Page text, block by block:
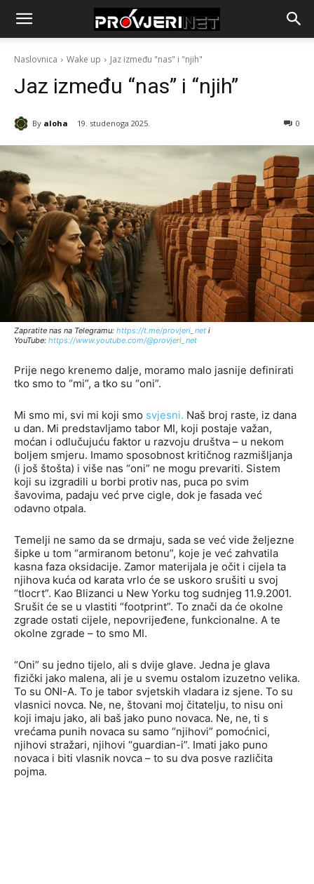
Naslovnica Wake up Jaz između "nas" i "njih"
Jaz između “nas” i “njih”
By aloha 19. studenoga 2025. 0
Zapratite nas na Telegramu: https://t.me/provjeri_net i
YouTube: https://www.youtube.com/@provjeri_net
Prije nego krenemo dalje, moramo malo jasnije definirati
tko smo to “mi”, a tko su “oni”.
Mi smo mi, svi mi koji smo svjesni. Naš broj raste, iz dana
u dan. Mi predstavljamo tabor MI, koji postaje važan,
moćan i odlučujuću faktor u razvoju društva – u nekom
boljem smjeru. Imamo sposobnost kritičnog razmišljanja
(i još štošta) i više nas “oni” ne mogu prevariti. Sistem
koji su izgradili u borbi protiv nas, puca po svim
šavovima, padaju već prve cigle, dok je fasada već
odavno otpala.
Temelji ne samo da se drmaju, sada se već vide željezne
šipke u tom “armiranom betonu”, koje je već zahvatila
kasna faza oksidacije. Zamor materijala je očit i cijela ta
njihova kuća od karata vrlo će se uskoro srušiti u svoj
“tlocrt”. Kao Blizanci u New Yorku tog sudnjeg 11.9.2001.
Srušit će se u vlastiti “footprint”. To znači da će okolne
zgrade ostati cijele, nepovrijeđene, funkcionalne. A te
okolne zgrade – to smo MI.
“Oni” su jedno tijelo, ali s dvije glave. Jedna je glava
fizički jako malena, ali je u svemu ostalom izuzetno velika.
To su ONI-A. To je tabor svjetskih vladara iz sjene. To su
vlasnici novca. Ne, ne, štovani moj čitatelju, to nisu oni
koji imaju jako, ali baš jako puno novaca. Ne, ne, ti s
vrećama punih novaca su samo “njihovi” pomoćnici,
njihovi stražari, njihovi “guardian-i”. Imati jako puno
novaca i biti vlasnik novca – to su dva posve različita
pojma.